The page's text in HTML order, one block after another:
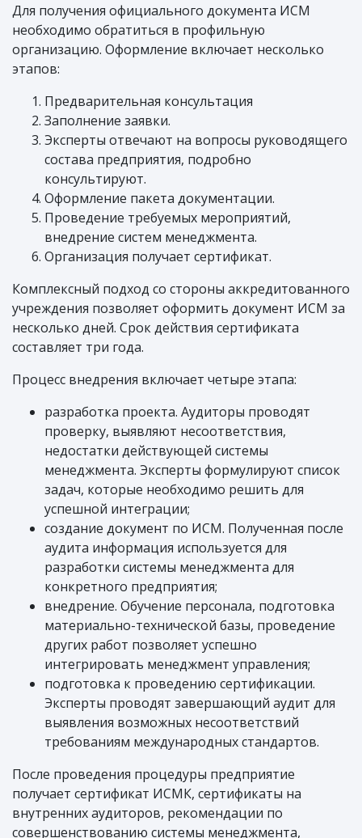
Для получения официального документа ИСМ
необходимо обратиться в профильную
организацию. Оформление включает несколько
этапов:
Предварительная консультация
Заполнение заявки.
Эксперты отвечают на вопросы руководящего
состава предприятия, подробно
консультируют.
Оформление пакета документации.
Проведение требуемых мероприятий,
внедрение систем менеджмента.
Организация получает сертификат.
Комплексный подход со стороны аккредитованного
учреждения позволяет оформить документ ИСМ за
несколько дней. Срок действия сертификата
составляет три года.
Процесс внедрения включает четыре этапа:
разработка проекта. Аудиторы проводят
проверку, выявляют несоответствия,
недостатки действующей системы
менеджмента. Эксперты формулируют список
задач, которые необходимо решить для
успешной интеграции;
создание документ по ИСМ. Полученная после
аудита информация используется для
разработки системы менеджмента для
конкретного предприятия;
внедрение. Обучение персонала, подготовка
материально-технической базы, проведение
других работ позволяет успешно
интегрировать менеджмент управления;
подготовка к проведению сертификации.
Эксперты проводят завершающий аудит для
выявления возможных несоответствий
требованиям международных стандартов.
После проведения процедуры предприятие
получает сертификат ИСМК, сертификаты на
внутренних аудиторов, рекомендации по
совершенствованию системы менеджмента,